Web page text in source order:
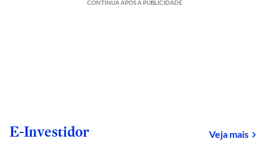
CONTINUA APÓS A PUBLICIDADE
E-Investidor Veja mais